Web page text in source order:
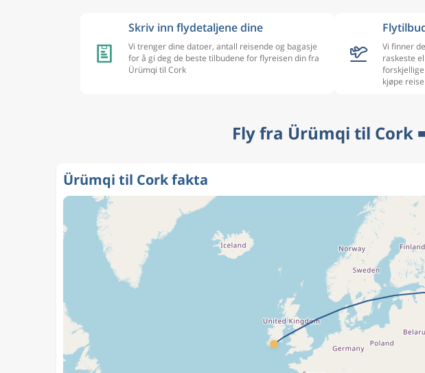
Skriv inn flydetaljene dine
Vi trenger dine datoer, antall reisende og bagasje
for å gi deg de beste tilbudene for flyreisen din fra
Ürümqi til Cork
Vi finner
raskeste
kjøpe
Fly fra Ürümqi til Cork
Ürümqi til Cork fakta